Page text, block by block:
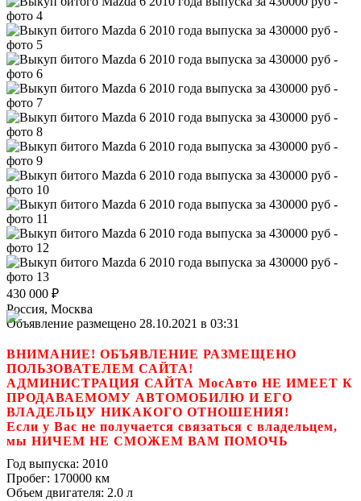
430 000 ₽
Россия, Москва
Объявление размещено 28.10.2021 в 03:31
ВНИМАНИЕ! ОБЪЯВЛЕНИЕ РАЗМЕЩЕНО
ПОЛЬЗОВАТЕЛЕМ САЙТА!
АДМИНИСТРАЦИЯ САЙТА МосАвто НЕ ИМЕЕТ К
ПРОДАВАЕМОМУ АВТОМОБИЛЮ И ЕГО
ВЛАДЕЛЬЦУ НИКАКОГО ОТНОШЕНИЯ!
Если у Вас не получается связаться с владельцем,
мы НИЧЕМ НЕ СМОЖЕМ ВАМ ПОМОЧЬ
Год выпуска: 2010
Пробег: 170000 км
Объем двигателя: 2.0 л